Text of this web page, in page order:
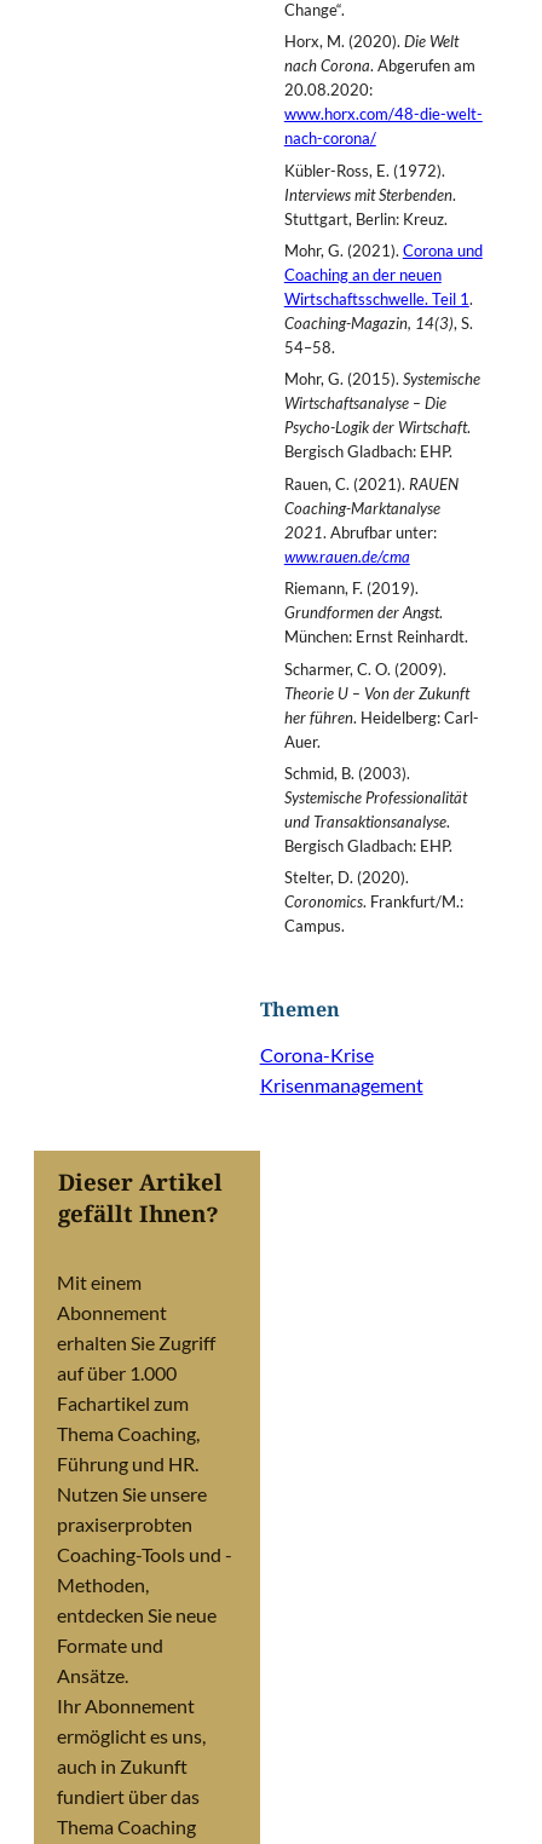
Change“.
Horx, M. (2020). Die Welt
nach Corona. Abgerufen am
20.08.2020:
www.horx.com/48-die-welt-
nach-corona/
Kübler-Ross, E. (1972).
Interviews mit Sterbenden.
Stuttgart, Berlin: Kreuz.
Mohr, G. (2021). Corona und
Coaching an der neuen
Wirtschaftsschwelle. Teil 1.
Coaching-Magazin, 14(3), S.
54–58.
Mohr, G. (2015). Systemische
Wirtschaftsanalyse – Die
Psycho-Logik der Wirtschaft.
Bergisch Gladbach: EHP.
Rauen, C. (2021). RAUEN
Coaching-Marktanalyse
2021. Abrufbar unter:
www.rauen.de/cma
Riemann, F. (2019).
Grundformen der Angst.
München: Ernst Reinhardt.
Scharmer, C. O. (2009).
Theorie U – Von der Zukunft
her führen. Heidelberg: Carl-
Auer.
Schmid, B. (2003).
Systemische Professionalität
und Transaktionsanalyse.
Bergisch Gladbach: EHP.
Stelter, D. (2020).
Coronomics. Frankfurt/M.:
Campus.
Themen
Corona-Krise
Krisenmanagement
Dieser Artikel
gefällt Ihnen?
Mit einem
Abonnement
erhalten Sie Zugriff
auf über 1.000
Fachartikel zum
Thema Coaching,
Führung und HR.
Nutzen Sie unsere
praxiserprobten
Coaching-Tools und -
Methoden,
entdecken Sie neue
Formate und
Ansätze.
Ihr Abonnement
ermöglicht es uns,
auch in Zukunft
fundiert über das
Thema Coaching